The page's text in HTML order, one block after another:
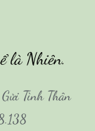
là Nhiên.
Tình Thân